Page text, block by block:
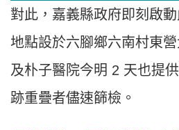
對此，嘉義縣政府即刻啟動
地點設於六腳鄉六南村東
及朴子醫院今明 2 天也提
跡重疊者儘速篩檢。